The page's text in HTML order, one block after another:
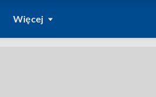
Więcej